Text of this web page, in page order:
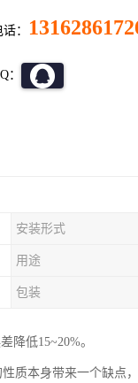
：
：
安装形式
用途
包装
降低15~20%。
质本身带来一个缺点